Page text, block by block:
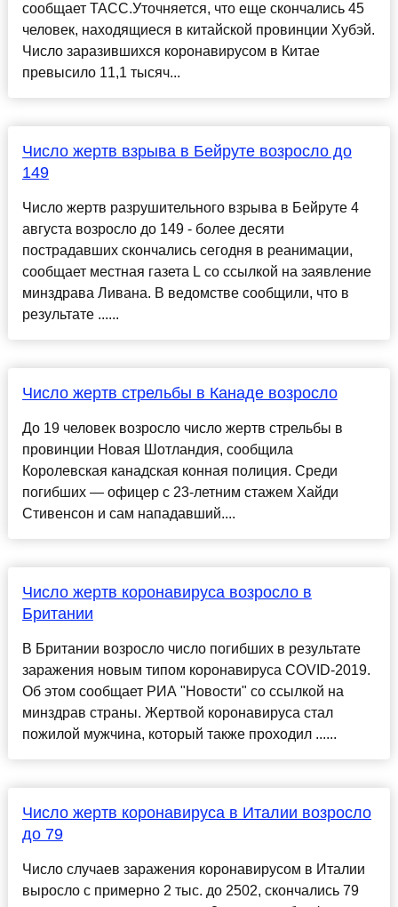
сообщает ТАСС.Уточняется, что еще скончались 45
человек, находящиеся в китайской провинции Хубэй.
Число заразившихся коронавирусом в Китае
превысило 11,1 тысяч...
Число жертв взрыва в Бейруте возросло до
149
Число жертв разрушительного взрыва в Бейруте 4
августа возросло до 149 - более десяти
пострадавших скончались сегодня в реанимации,
сообщает местная газета L со ссылкой на заявление
минздрава Ливана. В ведомстве сообщили, что в
результате ......
Число жертв стрельбы в Канаде возросло
До 19 человек возросло число жертв стрельбы в
провинции Новая Шотландия, сообщила
Королевская канадская конная полиция. Среди
погибших — офицер с 23-летним стажем Хайди
Стивенсон и сам нападавший....
Число жертв коронавируса возросло в
Британии
В Британии возросло число погибших в результате
заражения новым типом коронавируса COVID-2019.
Об этом сообщает РИА "Новости" со ссылкой на
минздрав страны. Жертвой коронавируса стал
пожилой мужчина, который также проходил ......
Число жертв коронавируса в Италии возросло
до 79
Число случаев заражения коронавирусом в Италии
выросло с примерно 2 тыс. до 2502, скончались 79